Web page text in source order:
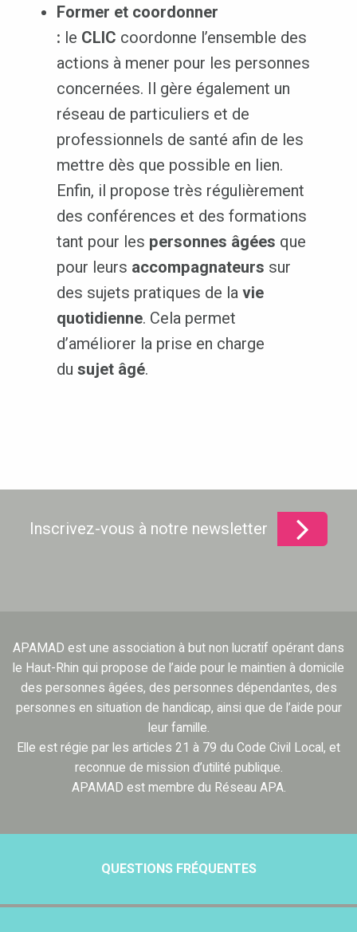
Former et coordonner
: le CLIC coordonne l’ensemble des
actions à mener pour les personnes
concernées. Il gère également un
réseau de particuliers et de
professionnels de santé afin de les
mettre dès que possible en lien.
Enfin, il propose très régulièrement
des conférences et des formations
tant pour les personnes âgées que
pour leurs accompagnateurs sur
des sujets pratiques de la vie
quotidienne. Cela permet
d’améliorer la prise en charge
du sujet âgé.
Inscrivez-vous à notre newsletter
APAMAD est une association à but non lucratif opérant dans
le Haut-Rhin qui propose de l’aide pour le maintien à domicile
des personnes âgées, des personnes dépendantes, des
personnes en situation de handicap, ainsi que de l’aide pour
leur famille.
Elle est régie par les articles 21 à 79 du Code Civil Local, et
reconnue de mission d’utilité publique.
APAMAD est membre du Réseau APA.
QUESTIONS FRÉQUENTES